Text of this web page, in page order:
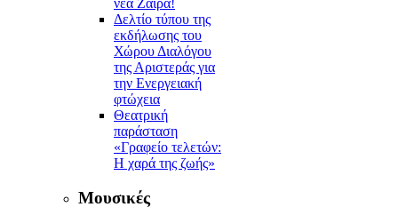
νέα Ζαϊρα!
Δελτίο τύπου της
εκδήλωσης του
Χώρου Διαλόγου
της Αριστεράς για
την Ενεργειακή
φτώχεια
Θεατρική
παράσταση
«Γραφείο τελετών:
Η χαρά της ζωής»
Μουσικές